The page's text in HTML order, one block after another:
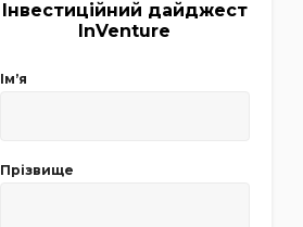
Інвестиційний дайджест
InVenture
Імʼя
Прізвище